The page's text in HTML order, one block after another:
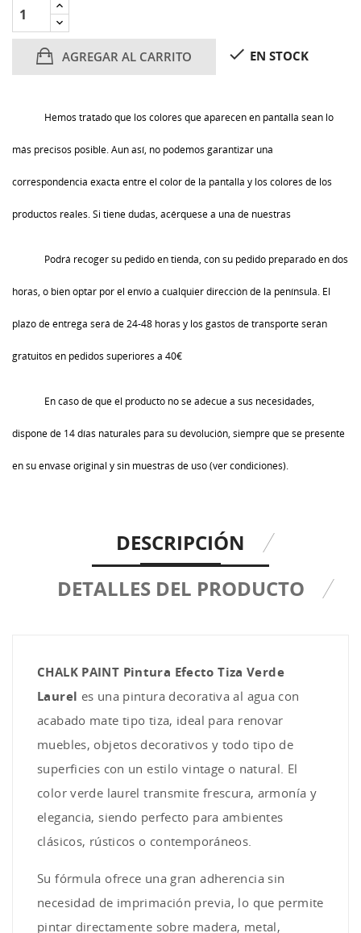
AGREGAR AL CARRITO  EN STOCK
Hemos tratado que los colores que aparecen en pantalla sean lo
más precisos posible. Aun así, no podemos garantizar una
correspondencia exacta entre el color de la pantalla y los colores de los
productos reales. Si tiene dudas, acérquese a una de nuestras
Podrá recoger su pedido en tienda, con su pedido preparado en dos
horas, o bien optar por el envío a cualquier dirección de la península. El
plazo de entrega será de 24-48 horas y los gastos de transporte serán
gratuitos en pedidos superiores a 40€
En caso de que el producto no se adecue a sus necesidades,
dispone de 14 días naturales para su devolución, siempre que se presente
en su envase original y sin muestras de uso (ver condiciones).
DESCRIPCIÓN
DETALLES DEL PRODUCTO
CHALK PAINT Pintura Efecto Tiza Verde
Laurel es una pintura decorativa al agua con
acabado mate tipo tiza, ideal para renovar
muebles, objetos decorativos y todo tipo de
superficies con un estilo vintage o natural. El
color verde laurel transmite frescura, armonía y
elegancia, siendo perfecto para ambientes
clásicos, rústicos o contemporáneos.
Su fórmula ofrece una gran adherencia sin
necesidad de imprimación previa, lo que permite
pintar directamente sobre madera, metal,